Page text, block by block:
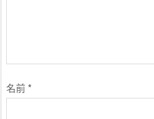
名前 *